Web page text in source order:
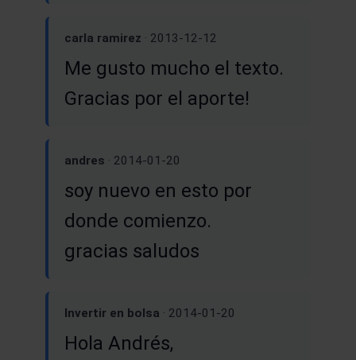
carla ramirez · 2013-12-12
Me gusto mucho el texto.
Gracias por el aporte!
andres · 2014-01-20
soy nuevo en esto por
donde comienzo.
gracias saludos
Invertir en bolsa · 2014-01-20
Hola Andrés,